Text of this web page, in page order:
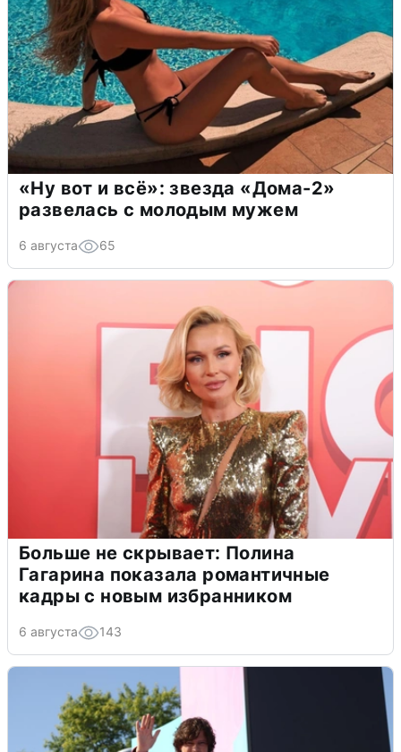
«Ну вот и всё»: звезда «Дома-2»
развелась с молодым мужем
6 августа 65
Больше не скрывает: Полина
Гагарина показала романтичные
кадры с новым избранником
6 августа 143